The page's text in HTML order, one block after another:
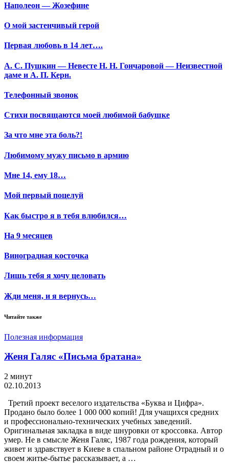
Наполеон — Жозефине
О мой застенчивый герой
Первая любовь в 14 лет….
А. С. Пушкин — Невесте Н. Н. Гончаровой — Неизвестной
даме и А. П. Керн.
Телефонный звонок
Стихи посвящаются моей любимой бабушке
За что мне эта боль?!
Любимому мужу письмо в армию
Мне 14, ему 18…
Мой первый поцелуй
Как быстро я в тебя влюбился…
На 9 месяцев
Виноградная косточка
Лишь тебя я хочу целовать
Жди меня, и я вернусь…
Читайте также
Полезная информация
Женя Галяс «Письма братана»
2 минут
02.10.2013
Третий проект веселого издательства «Буква и Цифра».
Продано было более 1 000 000 копий! Для учащихся средних
и профессионально-технических учебных заведений.
Оригинальная закладка в виде шнуровки от кроссовка. Автор
умер. Не в смысле Женя Галяс, 1987 года рождения, который
живет и здравствует в Киеве в спальном районе Отрадный и о
своем житье-бытье рассказывает, а …